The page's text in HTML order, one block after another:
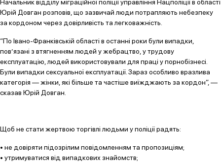
Начальник відділу міграційної поліції управління Нацполіції в області
Юрій Довган розповів, що зазвичай люди потрапляють небезпеку
за кордоном через довірливість та легковажність.
“По Івано-Франківській області в останні роки були випадки,
пов’язані з втягненням людей у жебрацтво, у трудову
експлуатацію, людей використовували для праці у порнобізнесі.
Були випадки сексуальної експлуатації. Зараз особливо вразлива
категорія — жінки, які більше та частіше виїжджають за кордон”, —
сказав Юрій Довган.
Щоб не стати жертвою торгівлі людьми у поліції радять:
• не довіряти підозрілим повідомленням та пропозиціям;
• утримуватися від випадкових знайомств;